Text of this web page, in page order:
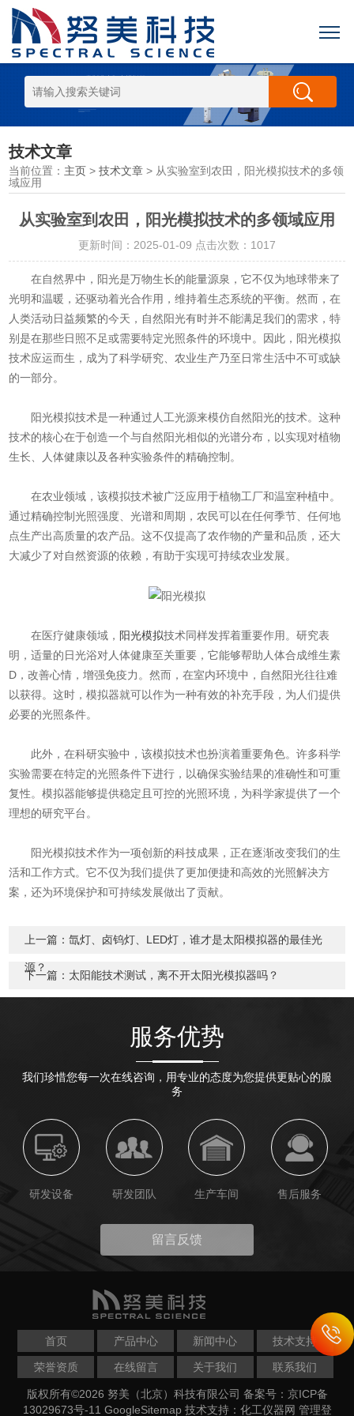
技术文章
当前位置： 主页 >技术文章 > 从实验室到农田，阳光模拟技术的多领
域应用
从实验室到农田，阳光模拟技术的多领域应用
更新时间：2025-01-09 点击次数：1017
在自然界中，阳光是万物生长的能量源泉，它不仅为地球带来了
光明和温暖，还驱动着光合作用，维持着生态系统的平衡。然而，在
人类活动日益频繁的今天，自然阳光有时并不能满足我们的需求，特
别是在那些日照不足或需要特定光照条件的环境中。因此，阳光模拟
技术应运而生，成为了科学研究、农业生产乃至日常生活中不可或缺
的一部分。
阳光模拟技术是一种通过人工光源来模仿自然阳光的技术。这种
技术的核心在于创造一个与自然阳光相似的光谱分布，以实现对植物
生长、人体健康以及各种实验条件的精确控制。
在农业领域，该模拟技术被广泛应用于植物工厂和温室种植中。
通过精确控制光照强度、光谱和周期，农民可以在任何季节、任何地
点生产出高质量的农产品。这不仅提高了农作物的产量和品质，还大
大减少了对自然资源的依赖，有助于实现可持续农业发展。
在医疗健康领域， 阳光模拟技术同样发挥着重要作用。研究表
明，适量的日光浴对人体健康至关重要，它能够帮助人体合成维生素
D，改善心情，增强免疫力。然而，在室内环境中，自然阳光往往难
以获得。这时，模拟器就可以作为一种有效的补充手段，为人们提供
必要的光照条件。
此外，在科研实验中，该模拟技术也扮演着重要角色。许多科学
实验需要在特定的光照条件下进行，以确保实验结果的准确性和可重
复性。模拟器能够提供稳定且可控的光照环境，为科学家提供了一个
理想的研究平台。
阳光模拟技术作为一项创新的科技成果，正在逐渐改变我们的生
活和工作方式。它不仅为我们提供了更加便捷和高效的光照解决方
案，还为环境保护和可持续发展做出了贡献。
上一篇：氙灯、卤钨灯、LED灯，谁才是太阳模拟器的最佳光
源？
下一篇： 太阳能技术测试，离不开太阳光模拟器吗？
服务优势
我们珍惜您每一次在线咨询，用专业的态度为您提供更贴心的服
务
研发设备 研发团队 生产车间 售后服务
留言反馈
首页 产品中心 新闻中心 技术支持
荣誉资质 在线留言 关于我们 联系我们
版权所有©2026 努美（北京）科技有限公司 备案号：京ICP备
13029673号-11 GoogleSitemap 技术支持： 化工仪器网 管理登